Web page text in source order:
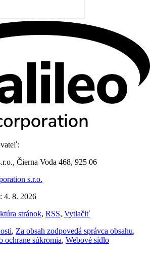
Čierna Voda 468, 925 06
s.r.o.
4. 8. 2026
stránok, RSS, Vytlačiť
, Za obsah zodpovedá správca obsahu,
ochrane súkromia, Webové sídlo